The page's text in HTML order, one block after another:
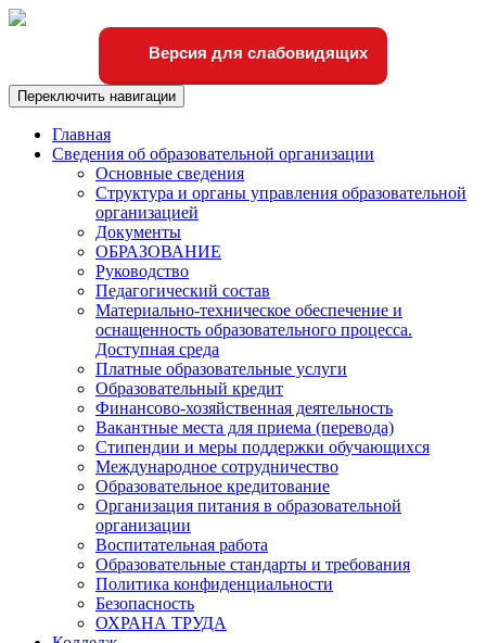
Версия для слабовидящих
Переключить навигации
Главная
Сведения об образовательной организации
Основные сведения
Структура и органы управления образовательной
организацией
Документы
ОБРАЗОВАНИЕ
Руководство
Педагогический состав
Материально-техническое обеспечение и
оснащенность образовательного процесса.
Доступная среда
Платные образовательные услуги
Образовательный кредит
Финансово-хозяйственная деятельность
Вакантные места для приема (перевода)
Стипендии и меры поддержки обучающихся
Международное сотрудничество
Образовательное кредитование
Организация питания в образовательной
организации
Воспитательная работа
Образовательные стандарты и требования
Политика конфиденциальности
Безопасность
ОХРАНА ТРУДА